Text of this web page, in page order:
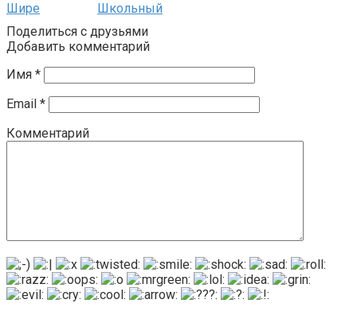
Шире
Школьный
Поделиться с друзьями
Добавить комментарий
Имя *
Email *
Комментарий